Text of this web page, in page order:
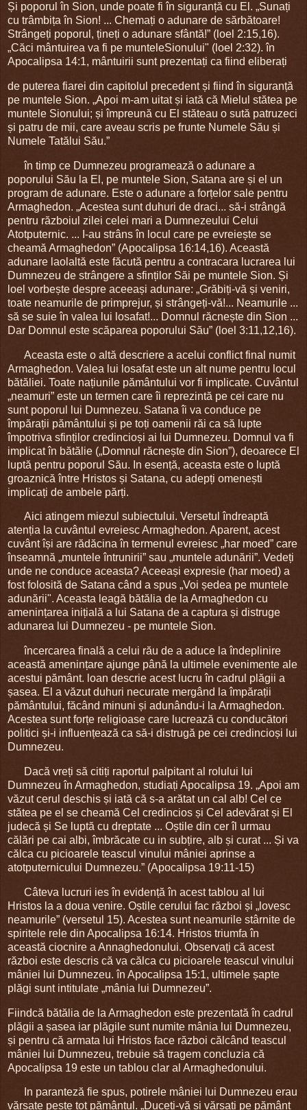
Și poporul în Sion, unde poate fi în siguranță cu El. „Sunați
cu trâmbița în Sion! ... Chemați o adunare de sărbătoare!
Strângeți poporul, țineți o adunare sfântă!” (loel 2:15,16).
„Căci mântuirea va fi pe munteleSionului" (loel 2:32). în
Apocalipsa 14:1, mântuirii sunt prezentați ca fiind eliberați
de puterea fiarei din capitolul precedent și fiind în siguranță
pe muntele Sion. „Apoi m-am uitat și iată că Mielul stătea pe
muntele Sionului; și împreună cu El stăteau o sută patruzeci
și patru de mii, care aveau scris pe frunte Numele Său și
Numele Tatălui Său.”
în timp ce Dumnezeu programează o adunare a
poporului Său la El, pe muntele Sion, Satana are și el un
program de adunare. Este o adunare a forțelor sale pentru
Armaghedon. „Acestea sunt duhuri de draci... să-i strângă
pentru războiul zilei celei mari a Dumnezeului Celui
Atotputernic. ... I-au strâns în locul care pe evreiește se
cheamă Armaghedon” (Apocalipsa 16:14,16). Această
adunare laolaltă este făcută pentru a contracara lucrarea lui
Dumnezeu de strângere a sfinților Săi pe muntele Sion. Și
loel vorbește despre aceeași adunare: „Grăbiți-vă și veniri,
toate neamurile de primprejur, și strângeți-vă!... Neamurile ...
să se suie în valea lui losafat!... Domnul răcnește din Sion ...
Dar Domnul este scăparea poporului Său” (loel 3:11,12,16).
Aceasta este o altă descriere a acelui conflict final numit
Armaghedon. Valea lui losafat este un alt nume pentru locul
bătăliei. Toate națiunile pământului vor fi implicate. Cuvântul
„neamuri” este un termen care îi reprezintă pe cei care nu
sunt poporul lui Dumnezeu. Satana îi va conduce pe
împărații pământului și pe toți oamenii răi ca să lupte
împotriva sfinților credincioși ai lui Dumnezeu. Domnul va fi
implicat în bătălie („Domnul răcnește din Sion”), deoarece El
luptă pentru poporul Său. In esență, aceasta este o luptă
groaznică între Hristos și Satana, cu adepți omenești
implicați de ambele părți.
Aici atingem miezul subiectului. Versetul îndreaptă
atenția la cuvântul evreiesc Armaghedon. Aparent, acest
cuvânt își are rădăcina în termenul evreiesc „har moed” care
înseamnă „muntele întrunirii” sau „muntele adunării”. Vedeți
unde ne conduce aceasta? Aceeași expresie (har moed) a
fost folosită de Satana când a spus „Voi ședea pe muntele
adunării". Aceasta leagă bătălia de la Armaghedon cu
amenințarea inițială a lui Satana de a captura și distruge
adunarea lui Dumnezeu - pe muntele Sion.
încercarea finală a celui rău de a aduce la îndeplinire
această amenințare ajunge până la ultimele evenimente ale
acestui pământ. loan descrie acest lucru în cadrul plăgii a
șasea. El a văzut duhuri necurate mergând la împărații
pământului, făcând minuni și adunându-i la Armaghedon.
Acestea sunt forțe religioase care lucrează cu conducători
politici și-i influențează ca să-i distrugă pe cei credincioși lui
Dumnezeu.
Dacă vreți să citiți raportul palpitant al rolului lui
Dumnezeu în Armaghedon, studiați Apocalipsa 19. „Apoi am
văzut cerul deschis și iată că s-a arătat un cal alb! Cel ce
stătea pe el se cheamă Cel credincios și Cel adevărat și El
judecă și Se luptă cu dreptate ... Oștile din cer îl urmau
călări pe cai albi, îmbrăcate cu in subțire, alb și curat ... Și va
călca cu picioarele teascul vinului mâniei aprinse a
atotputernicului Dumnezeu.” (Apocalipsa 19:11-15)
Câteva lucruri ies în evidență în acest tablou al lui
Hristos la a doua venire. Oștile cerului fac război și „lovesc
neamurile” (versetul 15). Acestea sunt neamurile stârnite de
spiritele rele din Apocalipsa 16:14. Hristos triumfa în
această ciocnire a Annaghedonului. Observați că acest
război este descris că va călca cu picioarele teascul vinului
mâniei lui Dumnezeu. în Apocalipsa 15:1, ultimele șapte
plăgi sunt intitulate „mânia lui Dumnezeu”.
Fiindcă bătălia de la Armaghedon este prezentată în cadrul
plăgii a șasea iar plăgile sunt numite mânia lui Dumnezeu,
și pentru că armata lui Hristos face război călcând teascul
mâniei lui Dumnezeu, trebuie să tragem concluzia că
Apocalipsa 19 este un tablou clar al Armaghedonului.
In paranteză fie spus, potirele mâniei lui Dumnezeu erau
vărsate peste tot pământul. „Duceți-vă și vărsați pe pământ